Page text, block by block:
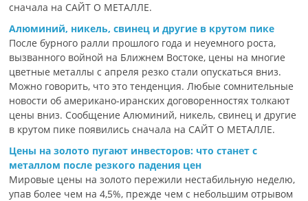
сначала на САЙТ О МЕТАЛЛЕ.
Алюминий, никель, свинец и другие в крутом пике
После бурного ралли прошлого года и неуемного роста,
вызванного войной на Ближнем Востоке, цены на многие
цветные металлы с апреля резко стали опускаться вниз.
Можно говорить, что это тенденция. Любые сомнительные
новости об американо-иранских договоренностях толкают
цены вниз. Сообщение Алюминий, никель, свинец и другие
в крутом пике появились сначала на САЙТ О МЕТАЛЛЕ.
Цены на золото пугают инвесторов: что станет с
металлом после резкого падения цен
Мировые цены на золото пережили нестабильную неделю,
упав более чем на 4,5%, прежде чем с небольшим отрывом